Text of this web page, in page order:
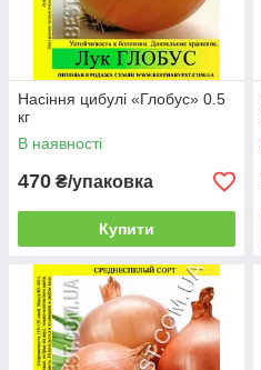
Насіння цибулі «Глобус» 0.5
кг
В наявності
470 ₴/упаковка
Купити